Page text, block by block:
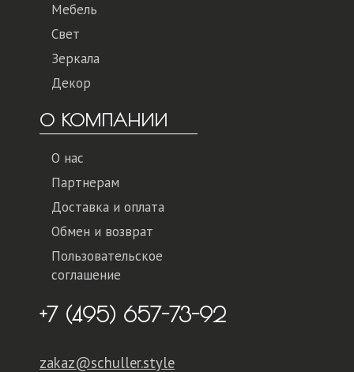
Мебель
Свет
Зеркала
Декор
О КОМПАНИИ
О нас
Партнерам
Доставка и оплата
Обмен и возврат
Пользовательское
соглашение
+7 (495) 657-73-92
zakaz@schuller.style